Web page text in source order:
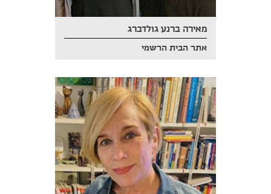
מאירה ברנע גולדברג
אתר הבית הרשמי